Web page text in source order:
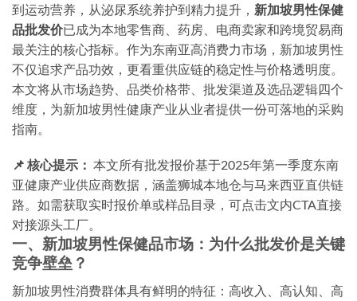
到运动营养，从泌尿系统养护到精力提升， 新加坡男性保健
品批发价已成为本地零售商、药房、电商卖家和跨境贸易商
最关注的核心指标。作为东南亚高消费力市场，新加坡男性
不仅追求产品功效，更看重供应链的稳定性与价格透明度。
本文将从市场趋势、品类价格带、批发渠道及选品逻辑四个
维度，为新加坡男性健康产业从业者提供一份可落地的采购
指南。
📌 核心提示： 本文所有批发报价基于2025年第一季度东南
亚健康产业供应商数据，涵盖狮城本地仓与马来西亚直供链
路。如需获取实时报价单或样品目录，可点击文内CTA直接
对接源头工厂。
一、新加坡男性保健品市场：为什么批发价是关键
竞争壁垒？
新加坡男性消费群体具有鲜明的特征：高收入、高认知、高